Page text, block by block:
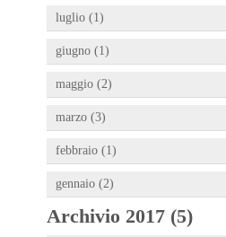
luglio (1)
giugno (1)
maggio (2)
marzo (3)
febbraio (1)
gennaio (2)
Archivio 2017 (5)